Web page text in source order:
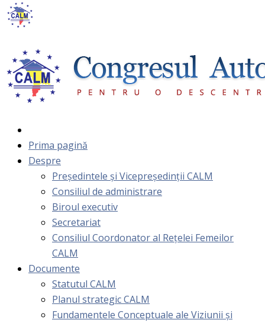
Prima pagină
Despre
Președintele și Vicepreședinții CALM
Consiliul de administrare
Biroul executiv
Secretariat
Consiliul Coordonator al Rețelei Femeilor
CALM
Documente
Statutul CALM
Planul strategic CALM
Fundamentele Conceptuale ale Viziunii și